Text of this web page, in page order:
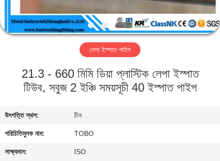
কারখানা
যোগাযোগ
করুন
লেপা ইস্পাত পাইপ
21.3 - 660 মিমি ডিয়া প্লাস্টিক লেপা ইস্পাত
টিউব, সবুজ 2 ইঞ্চি সময়সূচী 40 ইস্পাত পাইপ
উৎপত্তি স্থল: চীন
পরিচিতিমুলক নাম: TOBO
সাক্ষ্যদান: ISO